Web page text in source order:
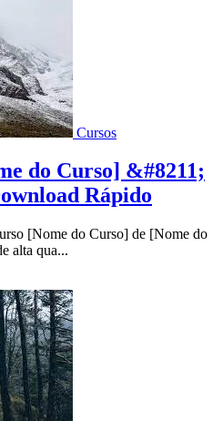
Cursos
do Curso] &#8211;
Rápido
[Nome do Curso] de [Nome do
alta qua...